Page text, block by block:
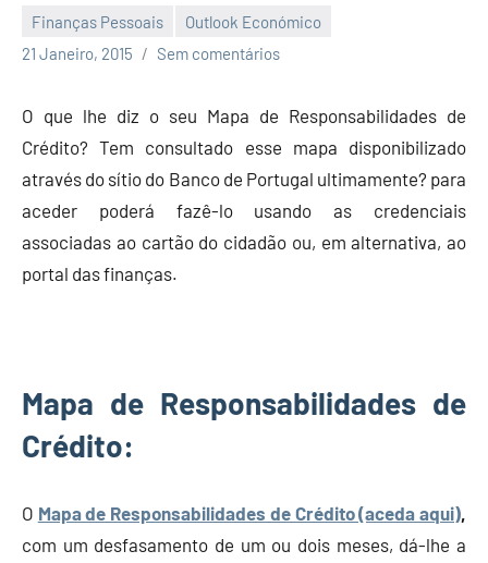
Finanças Pessoais
Outlook Económico
21 Janeiro, 2015
Economia
Finanças
Sem comentários
O que lhe diz o seu Mapa de Responsabilidades de
Crédito? Tem consultado esse mapa disponibilizado
através do sítio do Banco de Portugal ultimamente? para
aceder poderá fazê-lo usando as credenciais
associadas ao cartão do cidadão ou, em alternativa, ao
portal das finanças.
Mapa de Responsabilidades de
Crédito:
O Mapa de Responsabilidades de Crédito (aceda aqui),
com um desfasamento de um ou dois meses, dá-lhe a